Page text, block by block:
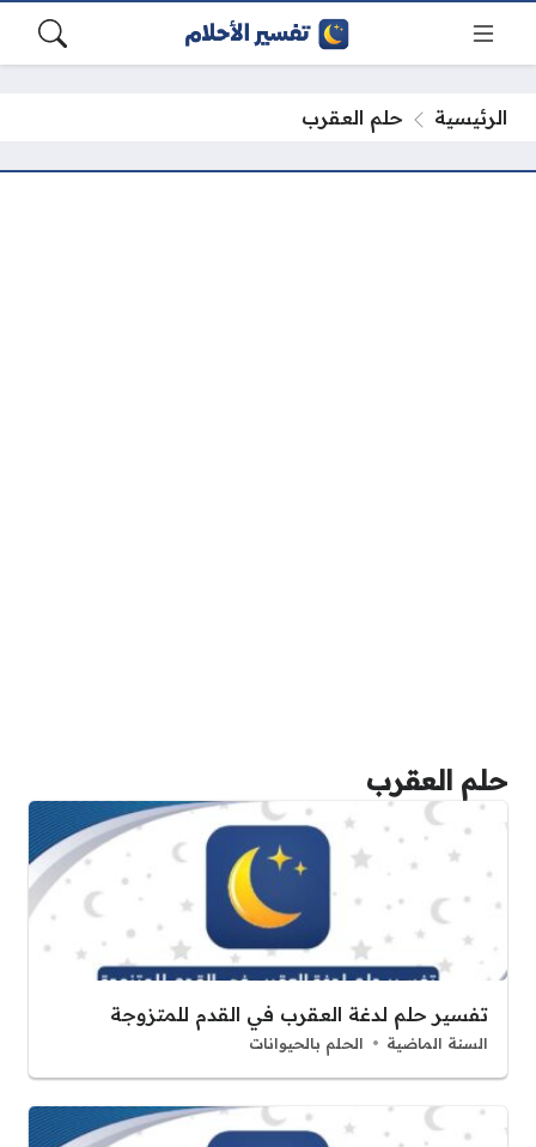
الرئيسية حلم العقرب
حلم العقرب
تفسير حلم لدغة العقرب في القدم للمتزوجة
السنة الماضية الحلم بالحيوانات